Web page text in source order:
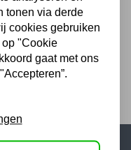
tonen via derde
cookies gebruiken
op "Cookie
gaat met ons